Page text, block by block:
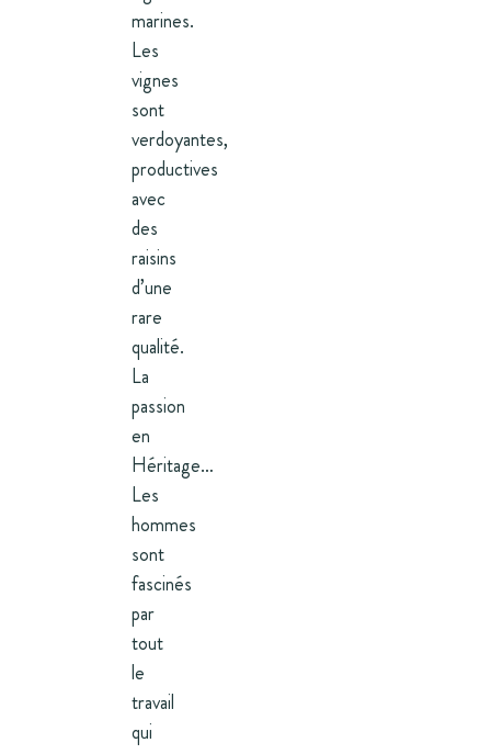
marines.
Les
vignes
sont
verdoyantes,
productives
avec
des
raisins
d’une
rare
qualité.
La
passion
en
Héritage…
Les
hommes
sont
fascinés
par
tout
le
travail
qui